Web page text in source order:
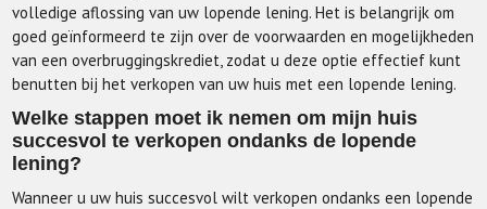
volledige aflossing van uw lopende lening. Het is belangrijk om
goed geïnformeerd te zijn over de voorwaarden en mogelijkheden
van een overbruggingskrediet, zodat u deze optie effectief kunt
benutten bij het verkopen van uw huis met een lopende lening.
Welke stappen moet ik nemen om mijn huis
succesvol te verkopen ondanks de lopende
lening?
Wanneer u uw huis succesvol wilt verkopen ondanks een lopende